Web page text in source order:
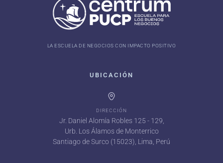
LA ESCUELA DE NEGOCIOS CON IMPACTO POSITIVO
UBICACIÓN
DIRECCIÓN
Jr. Daniel Alomía Robles 125 - 129,
Urb. Los Álamos de Monterrico
Santiago de Surco (15023), Lima, Perú